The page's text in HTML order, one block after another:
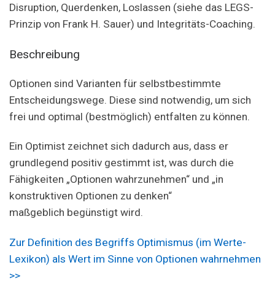
Disruption, Querdenken, Loslassen (siehe das LEGS-
Prinzip von Frank H. Sauer) und Integritäts-Coaching.
Beschreibung
Optionen sind Varianten für selbstbestimmte
Entscheidungswege. Diese sind notwendig, um sich
frei und optimal (bestmöglich) entfalten zu können.
Ein Optimist zeichnet sich dadurch aus, dass er
grundlegend positiv gestimmt ist, was durch die
Fähigkeiten „Optionen wahrzunehmen“ und „in
konstruktiven Optionen zu denken“
maßgeblich begünstigt wird.
Zur Definition des Begriffs Optimismus (im Werte-
Lexikon) als Wert im Sinne von Optionen wahrnehmen
>>